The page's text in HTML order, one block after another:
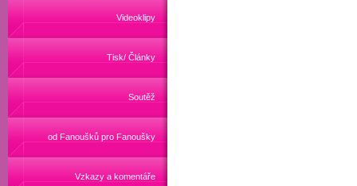
Videoklipy
Tisk/ Články
Soutěž
od Fanoušků pro Fanoušky
Vzkazy a komentáře